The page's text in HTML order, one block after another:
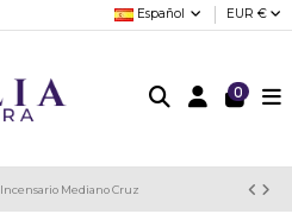
Español EUR €
0
Incensario Mediano Cruz